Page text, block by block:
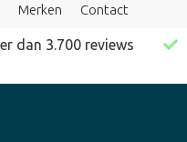
Merken Contact
dan 3.700 reviews